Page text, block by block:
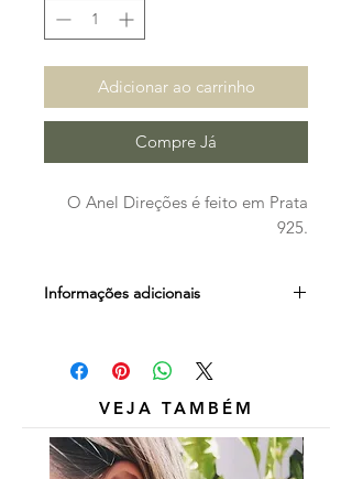
Adicionar ao carrinho
Compre Já
O Anel Direções é feito em Prata
925.
Informações adicionais
meramente ilustrativos e não estão
inclusos.
VEJA TAMBÉM